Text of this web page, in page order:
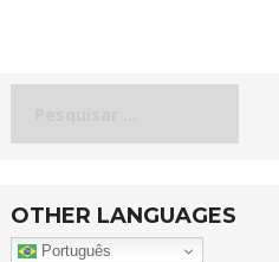
OTHER LANGUAGES
Português